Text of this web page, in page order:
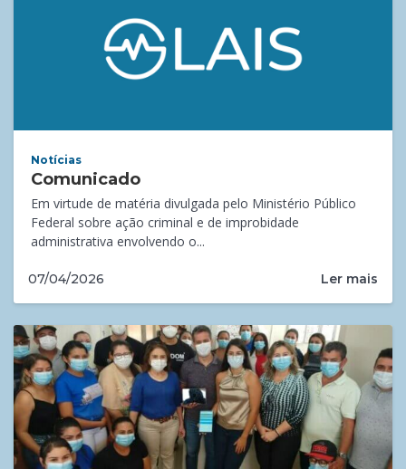
Notícias
Comunicado
Em virtude de matéria divulgada pelo Ministério Público
Federal sobre ação criminal e de improbidade
administrativa envolvendo o...
07/04/2026 Ler mais